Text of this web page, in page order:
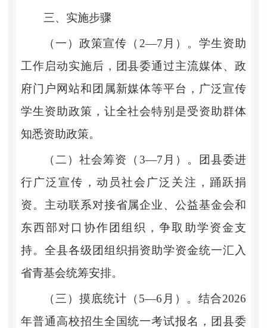
三、实施步骤
（一）政策宣传（ 2—7 月）。 学生资助
工作启动实施后，团县委通过主流媒体、政
府门户网站和团属新媒体等平台，广泛宣传
学生资助政策，让全社会特别是受资助群体
知悉资助政策。
（二）社会筹资（ 3—7 月）。
团县委进
行广泛宣传，动员社会广泛关注，踊跃捐
资。主动联系对接省属企业、公益基金会和
东西部对口协作团组织，争取助学资金支
持。全县各级团组织捐资助学资金统一汇入
省青基会统筹安排。
（三）摸底统计（ 5—6 月）。结合2026
年普通高校招生全国统一考试报名，团县委